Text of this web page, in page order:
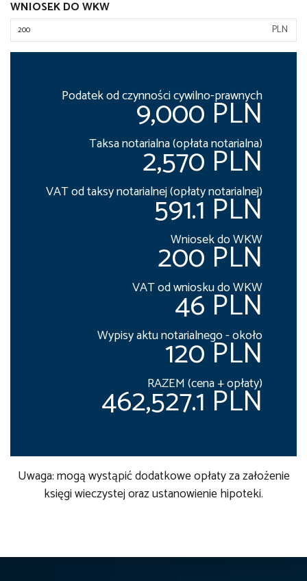
WNIOSEK DO WKW
PLN
Podatek od czynności cywilno-prawnych
9,000 PLN
Taksa notarialna (opłata notarialna)
2,570 PLN
VAT od taksy notarialnej (opłaty notarialnej)
591.1 PLN
Wniosek do WKW
200 PLN
VAT od wniosku do WKW
46 PLN
Wypisy aktu notarialnego - około
120 PLN
RAZEM (cena + opłaty)
462,527.1 PLN
Uwaga: mogą wystąpić dodatkowe opłaty za założenie
księgi wieczystej oraz ustanowienie hipoteki.